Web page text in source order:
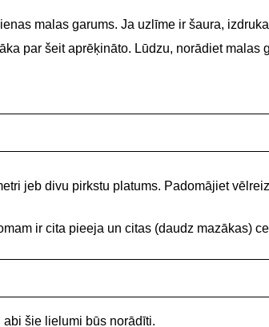
malas garums. Ja uzlīme ir šaura,
par šeit aprēķināto. Lūdzu, norādiet malas
jeb divu pirkstu platums. Padomājiet
ir cita pieeja un citas (daudz mazākas)
šie lielumi būs norādīti.